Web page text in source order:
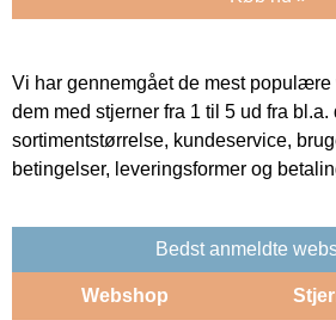
Vi har gennemgået de mest
dem med stjerner fra 1 til 5 ud fra
sortimentstørrelse, kundeservice,
betingelser, leveringsformer og
Bedst anmeldte
Webshop